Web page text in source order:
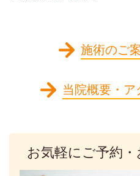
施術のご
当院概要・
お気軽にご予約